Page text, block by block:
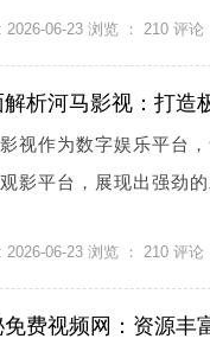
2026-06-23 浏览 ： 210 评论
析河马影视：打造
视作为数字娱乐平台
影平台，展现出强劲
2026-06-23 浏览 ： 210 评论
免费视频网：资源丰